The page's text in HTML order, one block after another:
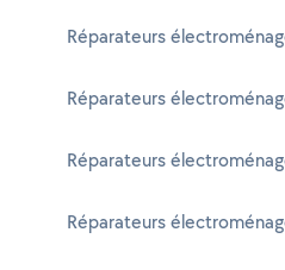
Réparateurs
Réparateurs
Réparateurs
Réparateurs